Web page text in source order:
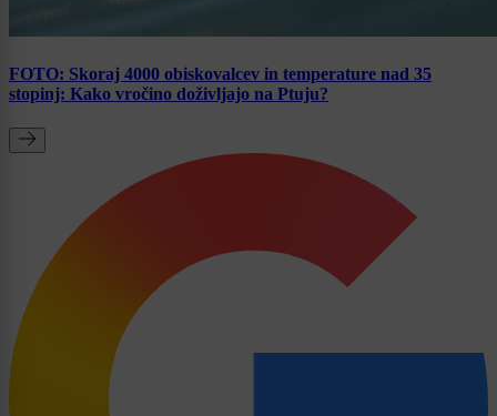
FOTO: Skoraj 4000 obiskovalcev in temperature nad 35
stopinj: Kako vročino doživljajo na Ptuju?